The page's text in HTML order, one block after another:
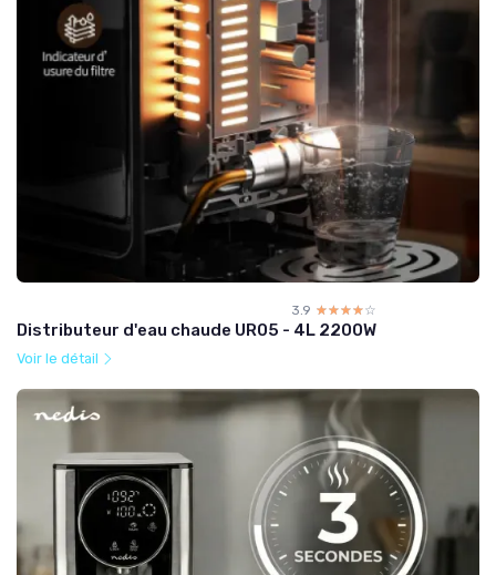
3.9 ☆☆☆☆☆
★★★★★
Distributeur d'eau chaude UR05 - 4L 2200W
Voir le détail